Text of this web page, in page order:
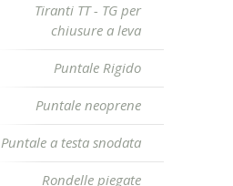
Tiranti TT - TG per
chiusure a leva
Puntale Rigido
Puntale neoprene
Puntale a testa snodata
Rondelle piegate